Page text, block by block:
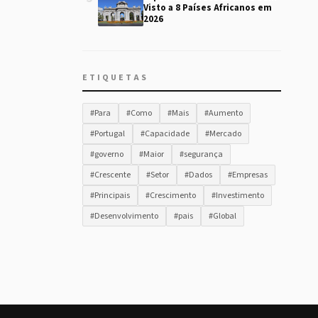
Visto a 8 Países Africanos em
2026
ETIQUETAS
#Para #Como #Mais
#Aumento
#Portugal
#Capacidade
#Mercado
#governo
#Maior
#segurança
#Crescente
#Setor #Dados
#Empresas
#Principais
#Crescimento
#Investimento
#Desenvolvimento
#pais #Global